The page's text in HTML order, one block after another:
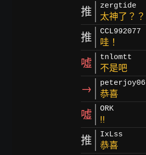
推 zergtide
太神了？？
推 CCL992077
哇！
噓 tnlomtt
不是吧
→ peterjoy06
恭喜
噓 ORK
!!
推 IxLss
恭喜